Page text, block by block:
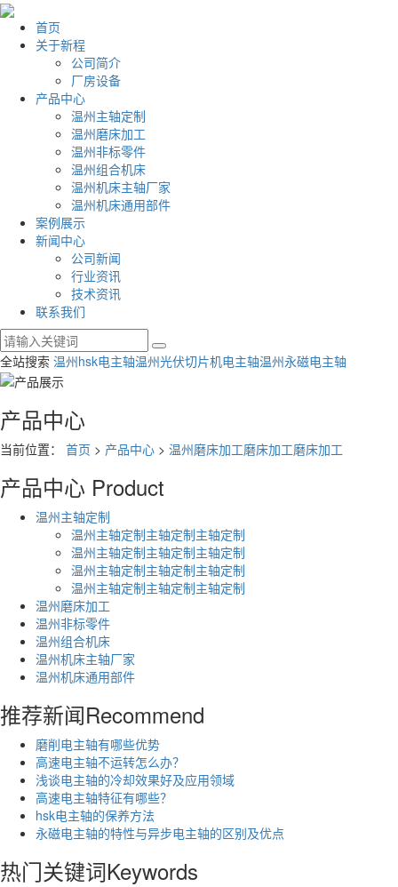
首页
关于新程
公司简介
厂房设备
产品中心
温州主轴定制
温州磨床加工
温州非标零件
温州组合机床
温州机床主轴厂家
温州机床通用部件
案例展示
新闻中心
公司新闻
行业资讯
技术资讯
联系我们
全站搜索 温州hsk电主轴温州光伏切片机电主轴温州永磁电主轴
产品中心
当前位置： 首页 > 产品中心 > 温州磨床加工磨床加工磨床加工
产品中心 Product
温州主轴定制
温州主轴定制主轴定制主轴定制
温州主轴定制主轴定制主轴定制
温州主轴定制主轴定制主轴定制
温州主轴定制主轴定制主轴定制
温州磨床加工
温州非标零件
温州组合机床
温州机床主轴厂家
温州机床通用部件
推荐新闻Recommend
磨削电主轴有哪些优势
高速电主轴不运转怎么办？
浅谈电主轴的冷却效果好及应用领域
高速电主轴特征有哪些？
hsk电主轴的保养方法
​永磁电主轴的特性与异步电主轴的区别及优点
热门关键词Keywords